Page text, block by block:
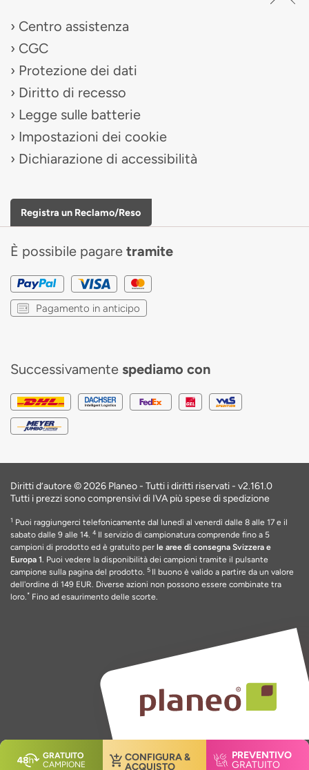
GRATUITO
CAMPIONE
CONFIGURA &
ACQUISTO
PREVENTIVO
GRATUITO
Centro assistenza
CGC
Protezione dei dati
Diritto di recesso
Legge sulle batterie
Impostazioni dei cookie
Dichiarazione di accessibilità
Registra un Reclamo/Reso
È possibile pagare tramite
Pagamento in anticipo
Successivamente spediamo con
Diritti d’autore © 2026 Planeo - Tutti i diritti riservati - v2.161.0
Tutti i prezzi sono comprensivi di IVA più spese di spedizione
1 Puoi raggiungerci telefonicamente dal lunedì al venerdì dalle 8 alle 17 e il
sabato dalle 9 alle 14. 4 Il servizio di campionatura comprende fino a 5
campioni di prodotto ed è gratuito per le aree di consegna Svizzera e
Europa 1. Puoi vedere la disponibilità dei campioni tramite il pulsante
campione sulla pagina del prodotto. 5 Il buono è valido a partire da un valore
dell'ordine di 149 EUR. Diverse azioni non possono essere combinate tra
loro.* Fino ad esaurimento delle scorte.